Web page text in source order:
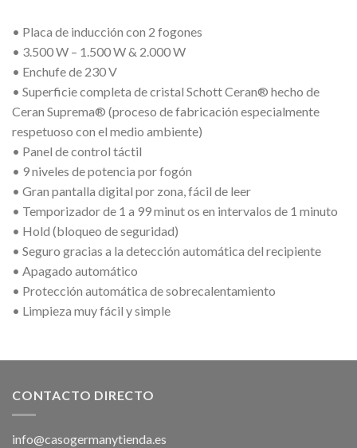
• Placa de inducción con 2 fogones
• 3.500 W – 1.500 W & 2.000 W
• Enchufe de 230 V
• Superficie completa de cristal Schott Ceran® hecho de
Ceran Suprema® (proceso de fabricación especialmente
respetuoso con el medio ambiente)
• Panel de control táctil
• 9 niveles de potencia por fogón
• Gran pantalla digital por zona, fácil de leer
• Temporizador de 1 a 99 minut os en intervalos de 1 minuto
• Hold (bloqueo de seguridad)
• Seguro gracias a la detección automática del recipiente
• Apagado automático
• Protección automática de sobrecalentamiento
• Limpieza muy fácil y simple
CONTACTO DIRECTO
info@casogermanytienda.es